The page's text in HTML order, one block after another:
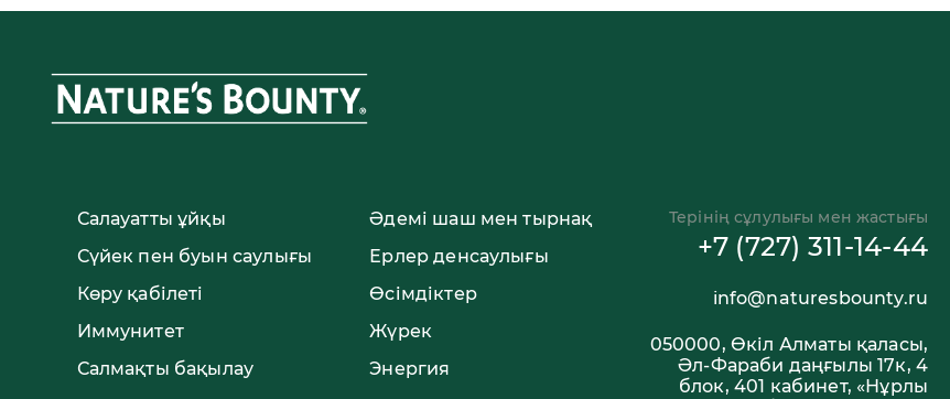
Салауатты ұйқы
Сүйек пен буын саулығы
Көру қабілеті
Иммунитет
Салмақты бақылау
Әдемі шаш мен тырнақ
Ерлер денсаулығы
Өсімдіктер
Жүрек
Энергия
Терінің сұлулығы мен жастығы
+7 (727) 311-14-44
info@naturesbounty.ru
050000, Өкіл Алматы қаласы,
Әл-Фараби даңғылы 17к, 4
блок, 401 кабинет, «Нұрлы